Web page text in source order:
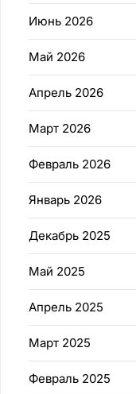
Июнь 2026
Май 2026
Апрель 2026
Март 2026
Февраль 2026
Январь 2026
Декабрь 2025
Май 2025
Апрель 2025
Март 2025
Февраль 2025